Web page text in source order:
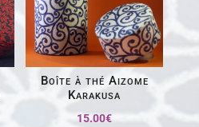
Boîte à thé Aizome
Karakusa
15.00€